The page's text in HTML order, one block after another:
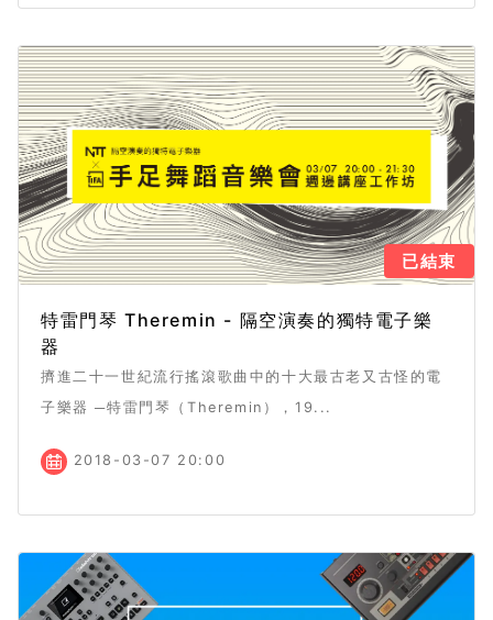
已結束
特雷門琴 Theremin - 隔空演奏的獨特電子樂
器
擠進二十一世紀流行搖滾歌曲中的十大最古老又古怪的電
子樂器 ─特雷門琴（Theremin），19...
2018-03-07 20:00